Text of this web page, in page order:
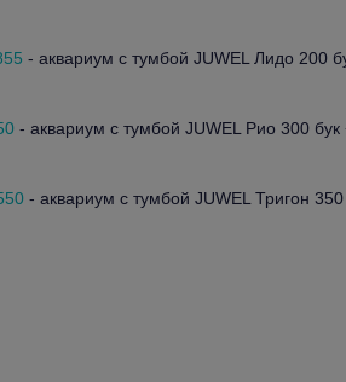
- аквариум с тумбой JUWEL Лидо 200
- аквариум с тумбой JUWEL Рио 300
- аквариум с тумбой JUWEL Тригон